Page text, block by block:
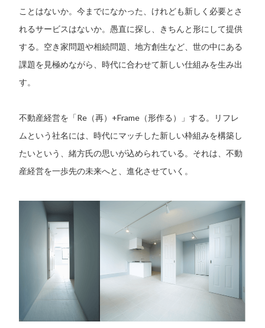
ことはないか。今までになかった、けれども新しく必要とさ
れるサービスはないか。愚直に探し、きちんと形にして提供
する。空き家問題や相続問題、地方創生など、世の中にある
課題を見極めながら、時代に合わせて新しい仕組みを生み出
す。
不動産経営を「Re（再）+Frame（形作る）」する。リフレ
ムという社名には、時代にマッチした新しい枠組みを構築し
たいという、緒方氏の思いが込められている。それは、不動
産経営を一歩先の未来へと、進化させていく。